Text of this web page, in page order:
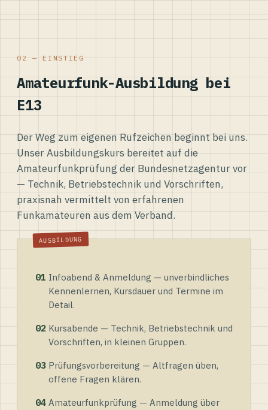
02 — EINSTIEG
Amateurfunk-Ausbildung bei
E13
Der Weg zum eigenen Rufzeichen beginnt bei uns.
Unser Ausbildungskurs bereitet auf die
Amateurfunkprüfung der Bundesnetzagentur vor
— Technik, Betriebstechnik und Vorschriften,
praxisnah vermittelt von erfahrenen
Funkamateuren aus dem Verband.
01 Infoabend & Anmeldung — unverbindliches
Kennenlernen, Kursdauer und Termine im
Detail.
02 Kursabende — Technik, Betriebstechnik und
Vorschriften, in kleinen Gruppen.
03 Prüfungsvorbereitung — Altfragen üben,
offene Fragen klären.
04 Amateurfunkprüfung — Anmeldung über